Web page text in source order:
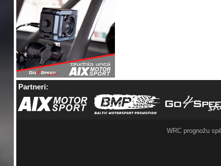
Partneri:
WRC prognožu